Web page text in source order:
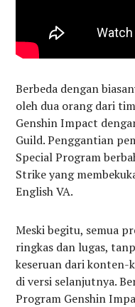
Berbeda dengan
oleh dua orang dari
Genshin Impact
Guild. Penggantian
Special Program
Strike yang
English VA.
Meski begitu, semua
ringkas dan lugas,
keseruan dari konten-
di versi selanjutnya.
Program Genshin